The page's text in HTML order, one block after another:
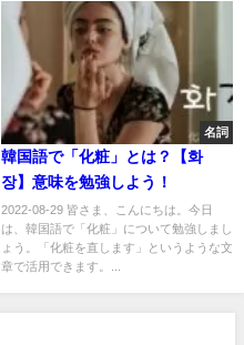
名詞
韓国語で「化粧」とは？【화
장】意味を勉強しよう！
2022-08-29 皆さま、こんにちは。今日
は、韓国語で「化粧」について勉強しまし
ょう。「化粧を直します」というような文
章で活用できます。...